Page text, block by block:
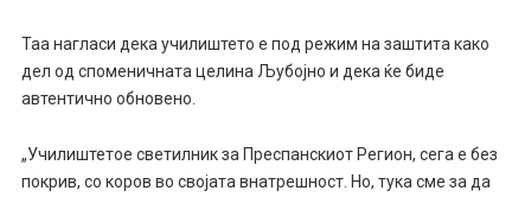
Таа нагласи дека училиштето е под режим на заштита како
дел од споменичната целина Љубојно и дека ќе биде
автентично обновено.
„Училиштетое светилник за Преспанскиот Регион, сега е без
покрив, со коров во својата внатрешност. Но, тука сме за да